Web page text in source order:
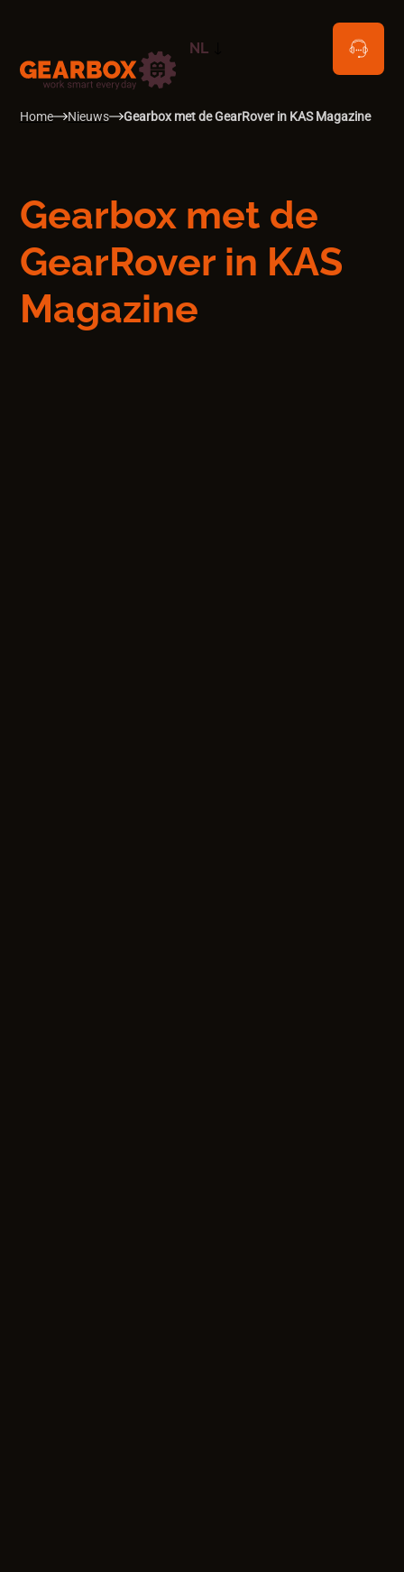
NL
EN
Home Nieuws Gearbox met de GearRover in KAS Magazine
Gearbox met de
GearRover in KAS
Magazine